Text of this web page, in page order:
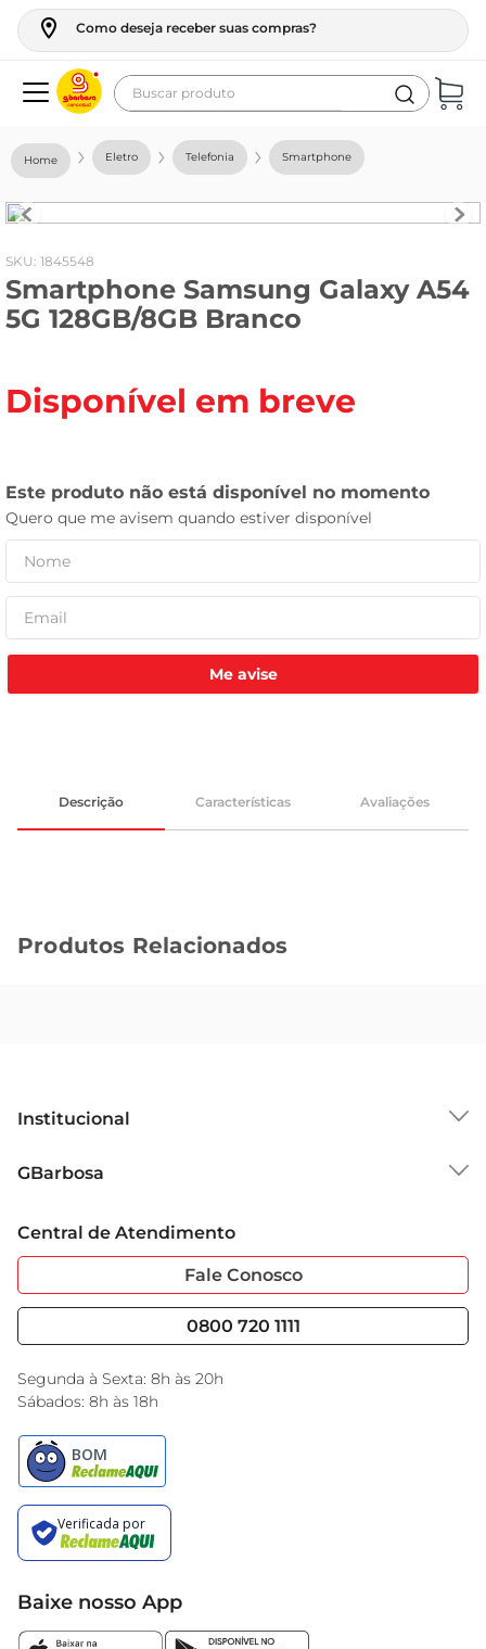
Como deseja receber suas compras?
Buscar produto
Eletro Telefonia Smartphone
: 1845548
Smartphone Samsung Galaxy A54
5G 128GB/8GB Branco
Disponível em breve
Me avise
Descrição Características Avaliações
Produtos Relacionados
Institucional
Grupo Cencosud
Sobre Privacidade
Portal do Fornecedo
Nossas Lojas
GBarbosa
Garantia Estendida
Serviços
Black Friday
Encarte do Dia
Central de Atendimento
Fale Conosco
0800 720 1111
Segunda à Sexta: 8h às 20h
Sábados: 8h às 18h
Baixe nosso App
geladeira
fogao
café
cerveja
leite
tv